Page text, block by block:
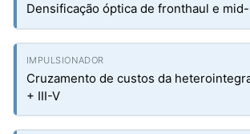
Densificação óptica de fronthaul e
Cruzamento de custos da
+ III-V